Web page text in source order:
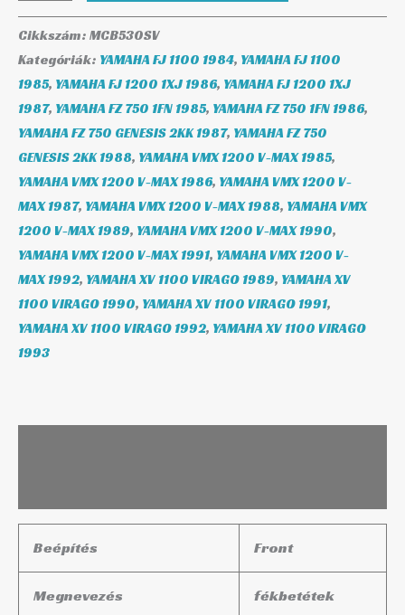
Cikkszám: MCB530SV
Kategóriák: YAMAHA FJ 1100 1984, YAMAHA FJ 1100
1985, YAMAHA FJ 1200 1XJ 1986, YAMAHA FJ 1200 1XJ
1987, YAMAHA FZ 750 1FN 1985, YAMAHA FZ 750 1FN 1986,
YAMAHA FZ 750 GENESIS 2KK 1987, YAMAHA FZ 750
GENESIS 2KK 1988, YAMAHA VMX 1200 V-MAX 1985,
YAMAHA VMX 1200 V-MAX 1986, YAMAHA VMX 1200 V-
MAX 1987, YAMAHA VMX 1200 V-MAX 1988, YAMAHA VMX
1200 V-MAX 1989, YAMAHA VMX 1200 V-MAX 1990,
YAMAHA VMX 1200 V-MAX 1991, YAMAHA VMX 1200 V-
MAX 1992, YAMAHA XV 1100 VIRAGO 1989, YAMAHA XV
1100 VIRAGO 1990, YAMAHA XV 1100 VIRAGO 1991,
YAMAHA XV 1100 VIRAGO 1992, YAMAHA XV 1100 VIRAGO
1993
Beépítés Front
Megnevezés fékbetétek